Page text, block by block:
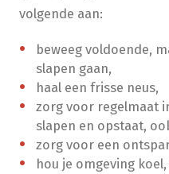
volgende aan:
beweeg voldoende,
slapen gaan,
haal een frisse neus,
zorg voor regelmaat
slapen en opstaat,
zorg voor een
hou je omgeving